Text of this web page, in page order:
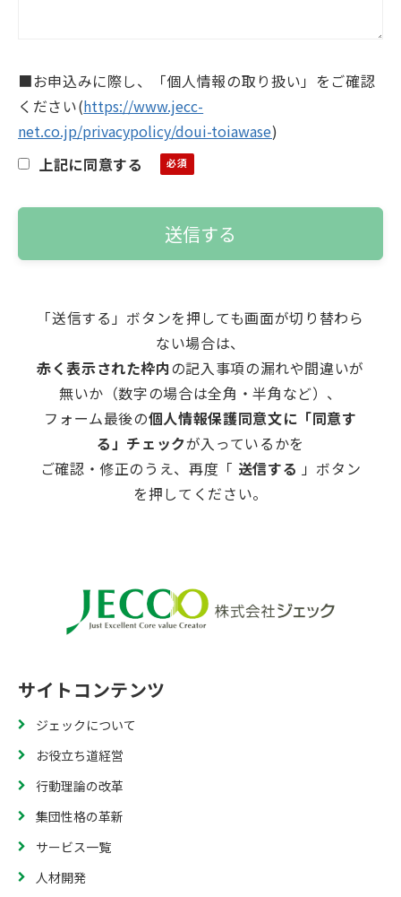
■お申込みに際し、「個人情報の取り扱い」をご確認
ください(https://www.jecc-
net.co.jp/privacypolicy/doui-toiawase)
上記に同意する
「送信する」ボタンを押しても画面が切り替わら
ない場合は、
赤く表示された枠内の記入事項の漏れや間違いが
無いか（数字の場合は全角・半角など）、
フォーム最後の個人情報保護同意文に「同意す
る」チェックが入っているかを
ご確認・修正のうえ、再度「 送信する 」ボタン
を押してください。
サイトコンテンツ
ジェックについて
お役立ち道経営
行動理論の改革
集団性格の革新
サービス一覧
人材開発